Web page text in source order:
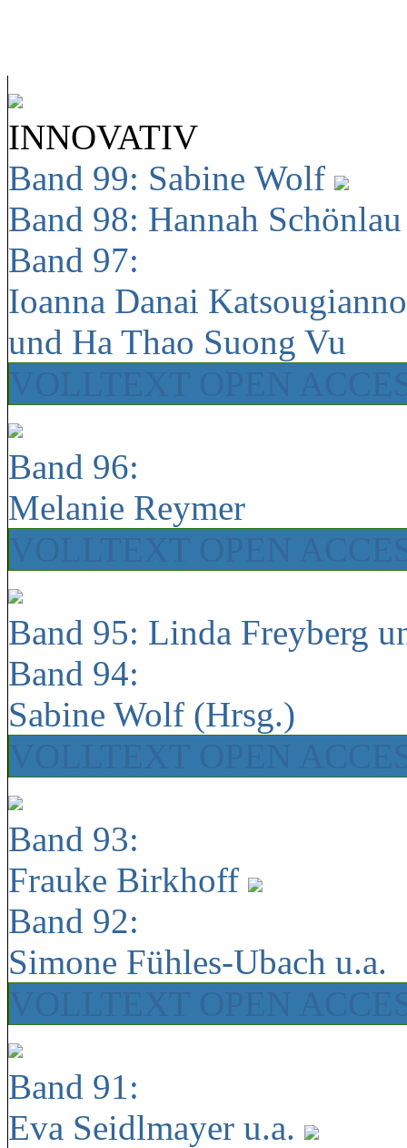
INNOVATIV
Band 99: Sabine Wolf
Band 98: Hannah
Band 97:
Ioanna Danai
und Ha Thao Suong Vu
Band 96:
Melanie Reymer
Band 95: Linda Freyberg
Band 94:
Sabine Wolf (Hrsg.)
Band 93:
Frauke Birkhoff
Band 92:
Simone Fühles-Ubach u.a.
Band 91:
Eva Seidlmayer u.a.